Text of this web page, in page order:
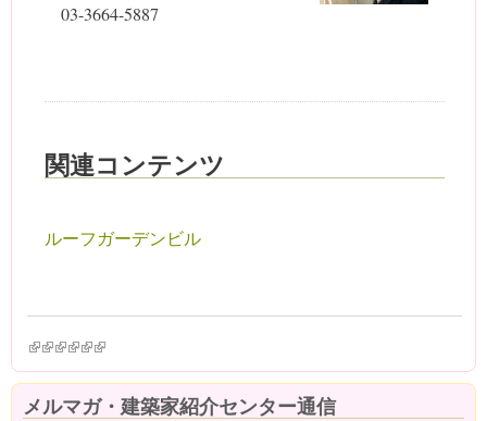
03-3664-5887
関連コンテンツ
ルーフガーデンビル
(link is external)
(link is external)
(link is external)
(link is external)
(link is external)
(link is external)
メルマガ・建築家紹介センター通信